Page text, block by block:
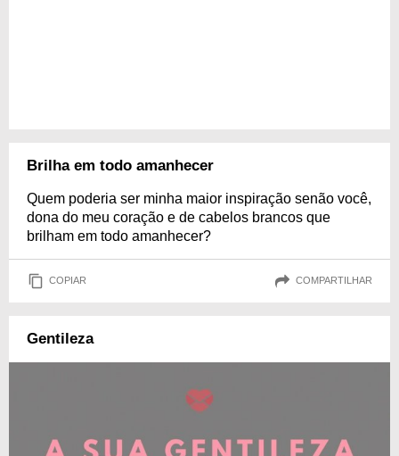
Brilha em todo amanhecer
Quem poderia ser minha maior inspiração senão você,
dona do meu coração e de cabelos brancos que
brilham em todo amanhecer?
COPIAR COMPARTILHAR
Gentileza